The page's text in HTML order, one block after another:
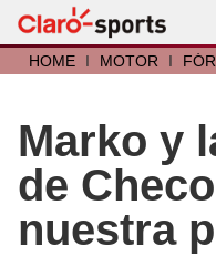
HOME I MOTOR I
Marko y
de
nuestra